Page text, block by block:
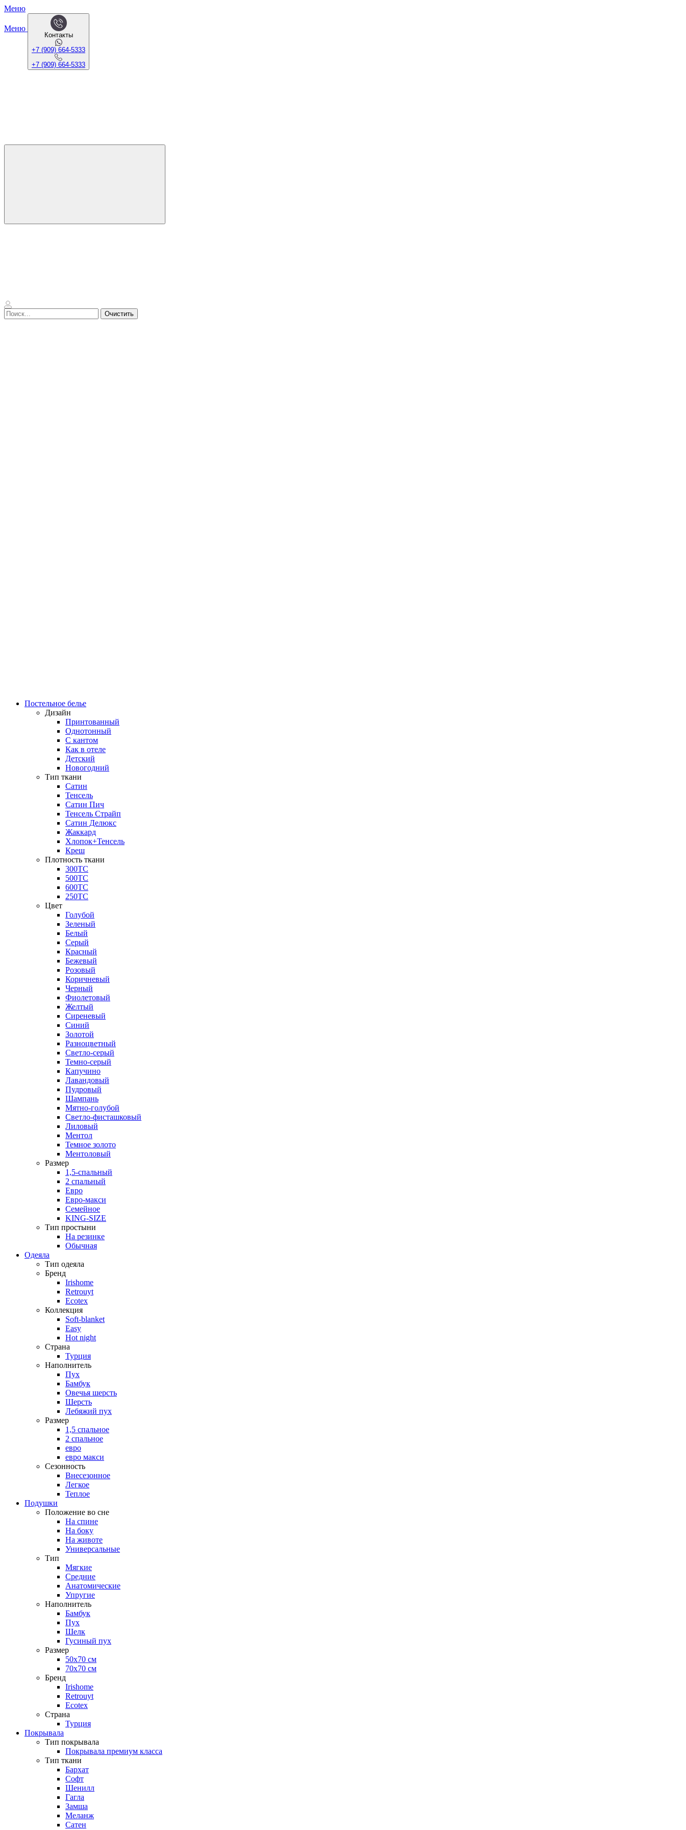
Меню
Меню
Контакты
+7 (909) 664-5333
+7 (909) 664-5333
Очистить
Постельное белье
Дизайн
Принтованный
Однотонный
С кантом
Как в отеле
Детский
Новогодний
Тип ткани
Сатин
Тенсель
Сатин Пич
Тенсель Страйп
Сатин Делюкс
Жаккард
Хлопок+Тенсель
Креш
Плотность ткани
300ТС
500ТС
600ТС
250ТС
Цвет
Голубой
Зеленый
Белый
Серый
Красный
Бежевый
Розовый
Коричневый
Черный
Фиолетовый
Желтый
Сиреневый
Синий
Золотой
Разноцветный
Светло-серый
Темно-серый
Капучино
Лавандовый
Пудровый
Шампань
Мятно-голубой
Светло-фисташковый
Лиловый
Ментол
Темное золото
Ментоловый
Размер
1,5-спальный
2 спальный
Евро
Евро-макси
Семейное
KING-SIZE
Тип простыни
На резинке
Обычная
Одеяла
Тип одеяла
Бренд
Irishome
Retrouyt
Ecotex
Коллекция
Soft-blanket
Easy
Hot night
Страна
Турция
Наполнитель
Пух
Бамбук
Овечья шерсть
Шерсть
Лебяжий пух
Размер
1,5 спальное
2 спальное
евро
евро макси
Сезонность
Внесезонное
Легкое
Теплое
Подушки
Положение во сне
На спине
На боку
На животе
Универсальные
Тип
Мягкие
Средние
Анатомические
Упругие
Наполнитель
Бамбук
Пух
Шелк
Гусиный пух
Размер
50х70 см
70х70 см
Бренд
Irishome
Retrouyt
Ecotex
Cтрана
Турция
Покрывала
Тип покрывала
Покрывала премиум класса
Тип ткани
Бархат
Софт
Шенилл
Гагла
Замша
Меланж
Сатен